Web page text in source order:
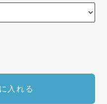
入れる